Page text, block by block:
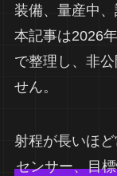
装備、量産中、
本記事は2026
で整理し、非
せん。
射程が長いほ
センサー、目